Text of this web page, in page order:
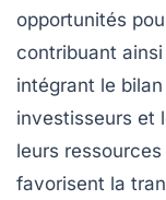
opportunités
contribuant
intégrant le
investisseurs et
leurs
favorisent la